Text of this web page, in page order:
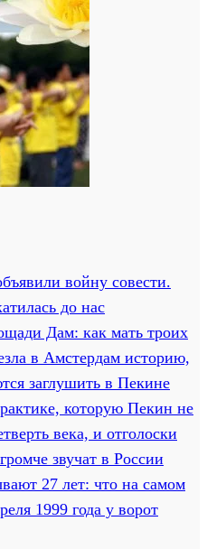
войну совести.
до нас
Дам: как мать троих
в Амстердам историю,
заглушить в Пекине
которую Пекин не
века, и отголоски
звучат в России
27 лет: что на самом
1999 года у ворот